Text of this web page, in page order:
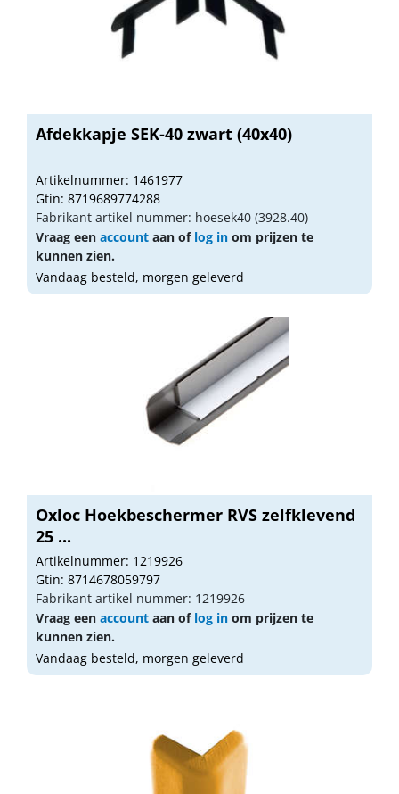
Afdekkapje SEK-40 zwart (40x40)
Artikelnummer: 1461977
Gtin: 8719689774288
Fabrikant artikel nummer: hoesek40 (3928.40)
Vraag een account aan of log in om prijzen te
kunnen zien.
Vandaag besteld, morgen geleverd
Oxloc Hoekbeschermer RVS zelfklevend
25 ...
Artikelnummer: 1219926
Gtin: 8714678059797
Fabrikant artikel nummer: 1219926
Vraag een account aan of log in om prijzen te
kunnen zien.
Vandaag besteld, morgen geleverd